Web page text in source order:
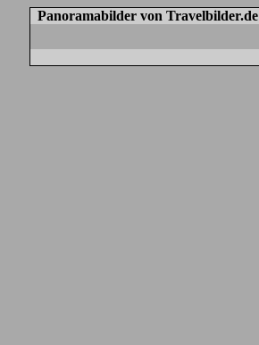
Panoramabilder von Travelbilder.de